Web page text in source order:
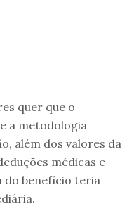
quer que o
a metodologia
além dos valores da
médicas e
do benefício teria